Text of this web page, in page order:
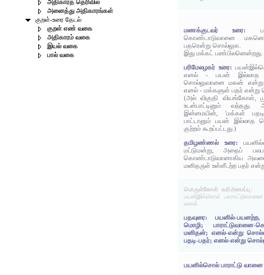
அதிகாரத் தெரிவில்
அனைத்து அதிகாரங்கள்
குறள்-உரை தேடல்
குறள் எண் வகை
அதிகாரம் வகை
இயல் வகை
பால் வகை
மணக்குடவர் உரை:
கொண்டாடுவானை
பதரென்று சொல்லுக.
இது மக்கட் பண்பிலனென்றது.
பரிமேலழகர் உரை:
எனல் - பயன் இல்லாத
சொல்லுவானை மகன்
எனல் - மக்களுள் பதர் என்று
(அல் விகுதி வியங்கோள்,
உடன்பாட்டினும் வந்தது.
இன்மையின், 'மக்கள்
பாட்டானும் பயன் இல்லாத
குற்றம் கூறப்பட்டது.)
தமிழண்ணல் உரை:
மட்டுமன்று, அதைப்
கொண்டாடுவானாகிய
மனிதருள் உள்ளீடற்ற பதர்
பொருள்கோள் வரிஅமைப்பு:
பயன்இல்சொல்
எனல்.
பதவுரை: பயனில்-
மொழி;
மனிதன்; எனல்-என்று
பதடி-பதர்; எனல்-என்று
பயனில்சொல் பாராட்டு